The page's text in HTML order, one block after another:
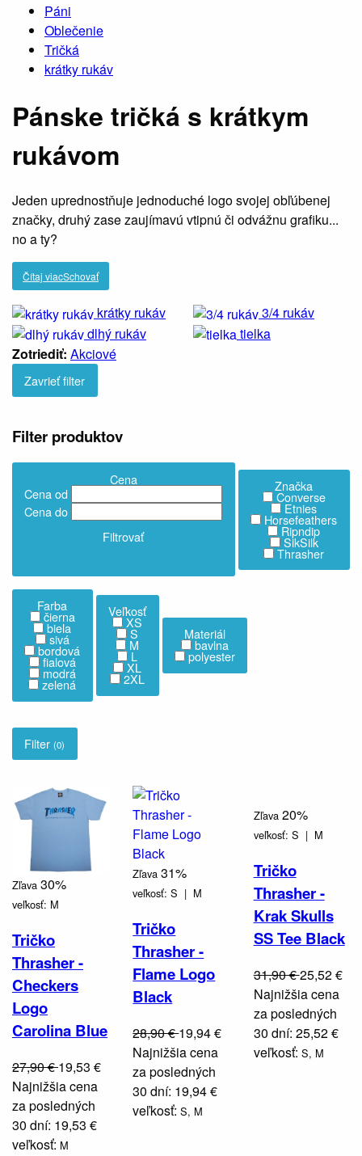
Páni
Oblečenie
Tričká
krátky rukáv
Pánske tričká s krátkym
rukávom
Jeden uprednostňuje jednoduché logo svojej obľúbenej
značky, druhý zase zaujímavú vtipnú či odvážnu grafiku...
no a ty?
Čítaj viacSchovať
krátky rukáv
3/4 rukáv
dlhý rukáv
tielka
Zotriediť: Akciové
Zavrieť filter
Filter produktov
Cena
Cena od
Cena do
Filtrovať
Značka
Converse
Etnies
Horsefeathers
Ripndip
SikSilk
Thrasher
Farba
čierna
biela
sivá
bordová
fialová
modrá
zelená
Veľkosť
XS
S
M
L
XL
2XL
Materiál
bavlna
polyester
Filter (0)
Zľava 30%
veľkosť: M
Tričko
Thrasher -
Checkers
Logo
Carolina Blue
27,90 €19,53 €
Najnižšia cena
za posledných
30 dní: 19,53 €
veľkosť: M
Zľava 31%
veľkosť: S | M
Tričko
Thrasher -
Flame Logo
Black
28,90 €19,94 €
Najnižšia cena
za posledných
30 dní: 19,94 €
veľkosť: S, M
Zľava20%
veľkosť: S | M
Tričko
Thrasher -
Krak Skulls
SS Tee Black
31,90 €25,52 €
Najnižšia cena
za posledných
30 dní: 25,52 €
veľkosť: S, M